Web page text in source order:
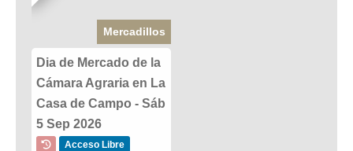
Mercadillos
Dia de Mercado de la
Cámara Agraria en La
Casa de Campo - Sáb
5 Sep 2026
Acceso Libre